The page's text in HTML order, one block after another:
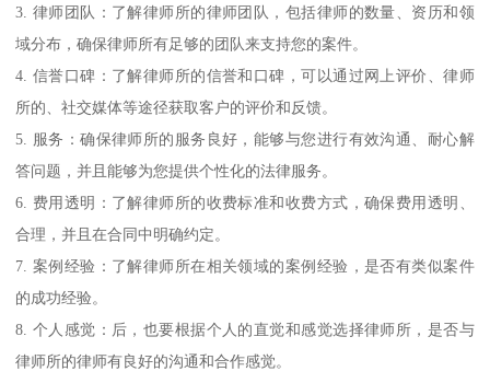
3. 律师团队：了解律师所的律师团队，包括律师的数量、资历和领
域分布，确保律师所有足够的团队来支持您的案件。
4. 信誉口碑：了解律师所的信誉和口碑，可以通过网上评价、律师
所的、社交媒体等途径获取客户的评价和反馈。
5. 服务：确保律师所的服务良好，能够与您进行有效沟通、耐心解
答问题，并且能够为您提供个性化的法律服务。
6. 费用透明：了解律师所的收费标准和收费方式，确保费用透明、
合理，并且在合同中明确约定。
7. 案例经验：了解律师所在相关领域的案例经验，是否有类似案件
的成功经验。
8. 个人感觉：后，也要根据个人的直觉和感觉选择律师所，是否与
律师所的律师有良好的沟通和合作感觉。